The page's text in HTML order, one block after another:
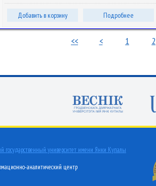
Добавить в корзину Подробнее
<< < 1 2
государственный университет имени Янки Купалы
аналитический центр